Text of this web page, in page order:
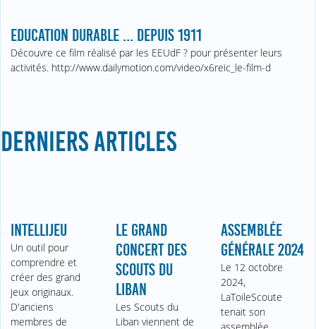
EDUCATION DURABLE ... DEPUIS 1911
Découvre ce film réalisé par les EEUdF ? pour présenter leurs
activités. http://www.dailymotion.com/video/x6reic_le-film-d
DERNIERS ARTICLES
INTELLIJEU
Un outil pour
comprendre et
créer des grand
jeux originaux.
D'anciens
membres de
LE GRAND
CONCERT DES
SCOUTS DU
LIBAN
Les Scouts du
Liban viennent de
ASSEMBLÉE
GÉNÉRALE 2024
Le 12 octobre
2024,
LaToileScoute
tenait son
assemblée